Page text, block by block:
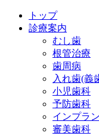
トップ
診療案内
むし歯
根管治療
歯周病
入れ歯(義
小児歯科
予防歯科
インプラ
審美歯科